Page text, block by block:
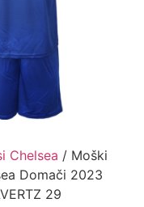
Chelsea / Moški
Domači 2023
29